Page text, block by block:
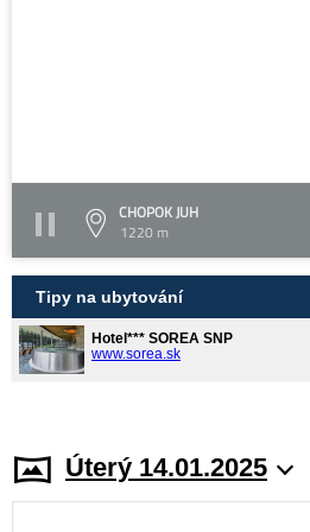
CHOPOK JUH
1220 m
Tipy na ubytování
Hotel*** SOREA SNP
www.sorea.sk
Úterý 14.01.2025